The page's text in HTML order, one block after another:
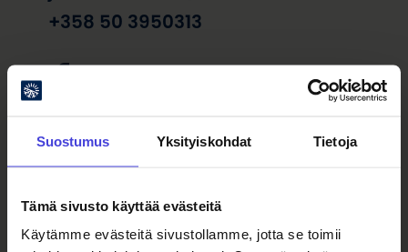
Suostumus Yksityiskohdat Tietoja
Tämä sivusto käyttää evästeitä
Käytämme evästeitä sivustollamme, jotta se toimii
+358 50 3950313
Järjestäjä
KulttuuriKauppila Taidekeskus
Löydä perille